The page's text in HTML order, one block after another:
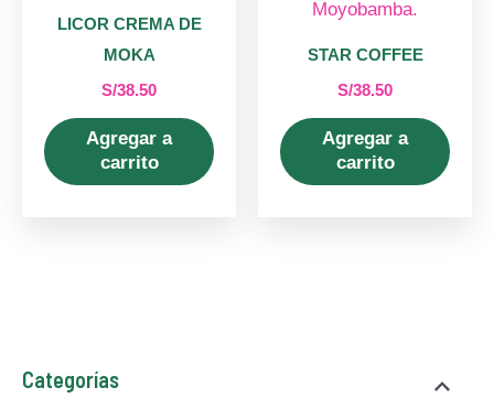
Categorías
p p
LICOR CREMA DE
MOKA
S/38.50
Agregar a
carrito
STAR COFFEE
S/38.50
Agregar a
carrito